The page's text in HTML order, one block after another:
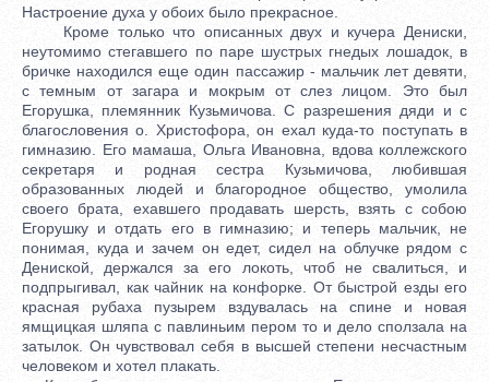
Настроение духа у обоих было прекрасное.
Кроме только что описанных двух и кучера Дениски,
неутомимо стегавшего по паре шустрых гнедых лошадок, в
бричке находился еще один пассажир - мальчик лет девяти,
с темным от загара и мокрым от слез лицом. Это был
Егорушка, племянник Кузьмичова. С разрешения дяди и с
благословения о. Христофора, он ехал куда-то поступать в
гимназию. Его мамаша, Ольга Ивановна, вдова коллежского
секретаря и родная сестра Кузьмичова, любившая
образованных людей и благородное общество, умолила
своего брата, ехавшего продавать шерсть, взять с собою
Егорушку и отдать его в гимназию; и теперь мальчик, не
понимая, куда и зачем он едет, сидел на облучке рядом с
Дениской, держался за его локоть, чтоб не свалиться, и
подпрыгивал, как чайник на конфорке. От быстрой езды его
красная рубаха пузырем вздувалась на спине и новая
ямщицкая шляпа с павлиньим пером то и дело сползала на
затылок. Он чувствовал себя в высшей степени несчастным
человеком и хотел плакать.